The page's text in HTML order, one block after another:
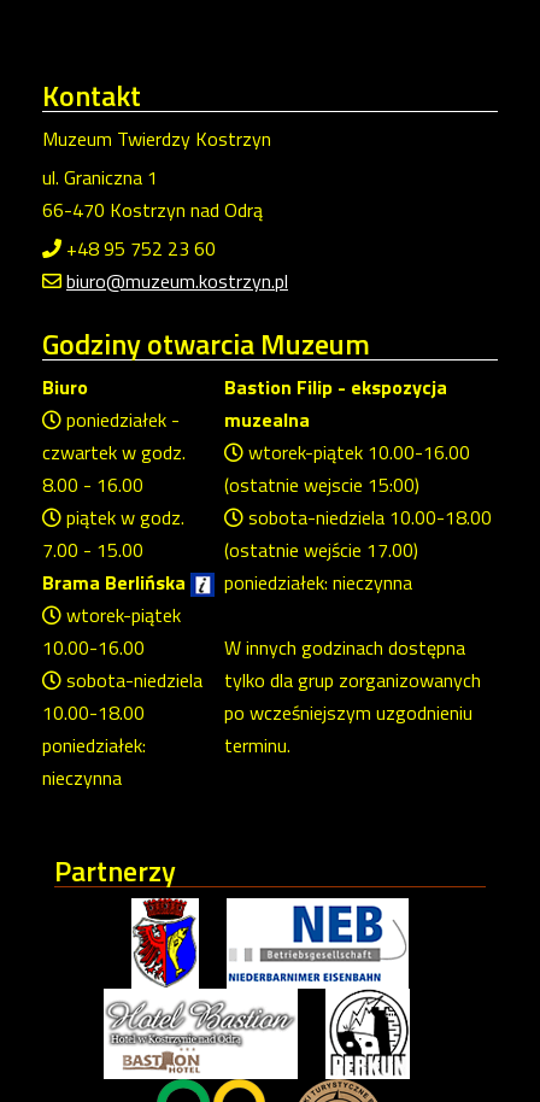
Kontakt
Muzeum Twierdzy Kostrzyn
ul. Graniczna 1
66-470 Kostrzyn nad Odrą
+48 95 752 23 60
biuro@muzeum.kostrzyn.pl
Godzinyotwarcia Muzeum
Biuro
poniedziałek -
czwartek w godz.
8.00 - 16.00
piątek w godz.
7.00 - 15.00
Brama Berlińska
wtorek-piątek
10.00-16.00
sobota-niedziela
10.00-18.00
poniedziałek:
nieczynna
Bastion Filip - ekspozycja
muzealna
wtorek-piątek 10.00-16.00
(ostatnie wejscie 15:00)
sobota-niedziela 10.00-18.00
(ostatnie wejście 17.00)
poniedziałek: nieczynna
W innych godzinach dostępna
tylko dla grup zorganizowanych
po wcześniejszym uzgodnieniu
terminu.
Partnerzy